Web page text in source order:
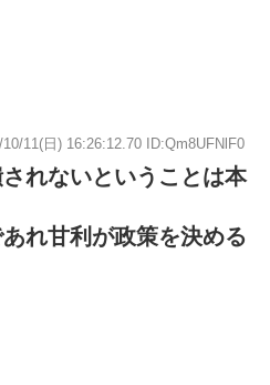
10/11(日) 16:26:12.70 ID:Qm8UFNlF0
れないということは本
れ甘利が政策を決める